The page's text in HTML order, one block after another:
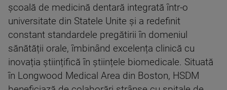
școală de medicină dentară integrată într-o
universitate din Statele Unite și a redefinit
constant standardele pregătirii în domeniul
sănătății orale, îmbinând excelența clinică cu
inovația științifică în științele biomedicale. Situată
în Longwood Medical Area din Boston, HSDM